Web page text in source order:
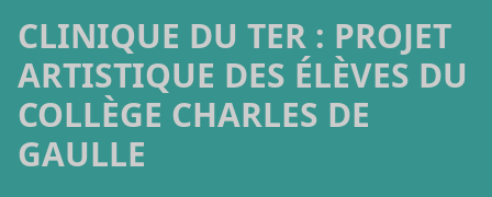
CLINIQUE DU TER : PROJET
ARTISTIQUE DES ÉLÈVES DU
COLLÈGE CHARLES DE
GAULLE